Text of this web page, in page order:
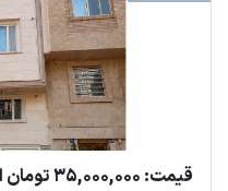
قیمت: 35,000,000 تومان اجاره